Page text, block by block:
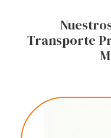
Transporte